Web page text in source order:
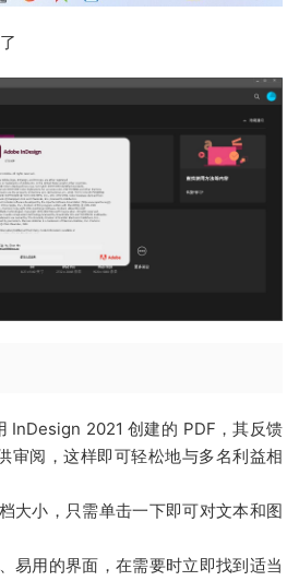
InDesign 2021 创建的 PDF，其反馈
审阅，这样即可轻松地与多名利益相
大小，只需单击一下即可对文本和图
易用的界面，在需要时立即找到适当